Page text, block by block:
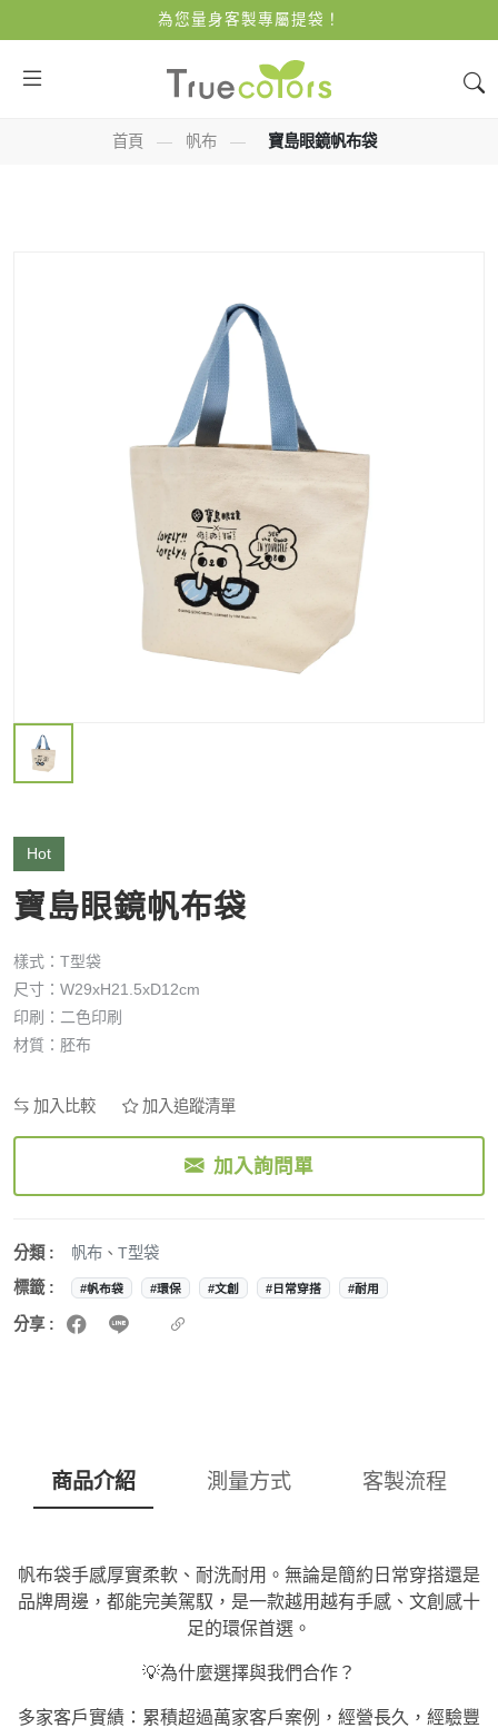
為您量身客製專屬提袋！
首頁 — 帆布 — 寶島眼鏡帆布袋
Hot
寶島眼鏡帆布袋
樣式：T型袋
尺寸：W29xH21.5xD12cm
印刷：二色印刷
材質：胚布
加入比較 加入追蹤清單
加入詢問單
分類 : 帆布 、 T型袋
標籤 :
#帆布袋 #環保 #文創 #日常穿搭 #耐用
分享 :
商品介紹 測量方式 客製流程
帆布袋手感厚實柔軟、耐洗耐用。無論是簡約日常穿搭還是
品牌周邊，都能完美駕馭，是一款越用越有手感、文創感十
足的環保首選。
💡為什麼選擇與我們合作？
多家客戶實績：累積超過萬家客戶案例，經營長久，經驗豐